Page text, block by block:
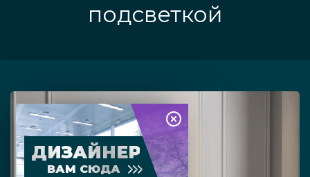
подсветкой
ДИЗАЙНЕР
ВАМ СЮДА